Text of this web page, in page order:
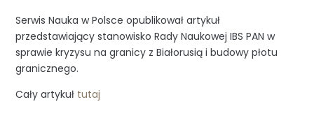
Serwis Nauka w Polsce opublikował artykuł
przedstawiający stanowisko Rady Naukowej IBS PAN w
sprawie kryzysu na granicy z Białorusią i budowy płotu
granicznego.
Cały artykuł tutaj